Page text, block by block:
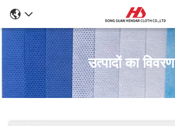
उत्पादों का विवरण